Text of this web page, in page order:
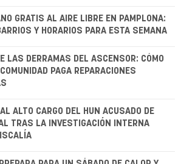
GRATIS AL AIRE LIBRE EN PAMPLONA:
Y HORARIOS PARA ESTA SEMANA
LAS DERRAMAS DEL ASCENSOR: CÓMO
PAGA REPARACIONES
ALTO CARGO DEL HUN ACUSADO DE
TRAS LA INVESTIGACIÓN INTERNA